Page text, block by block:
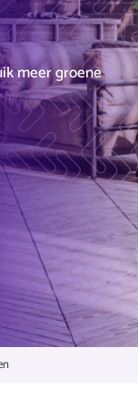
meer groene